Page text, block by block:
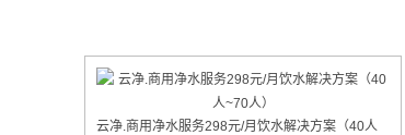
云净.商用净水服务298元/月饮水解决方案（40人